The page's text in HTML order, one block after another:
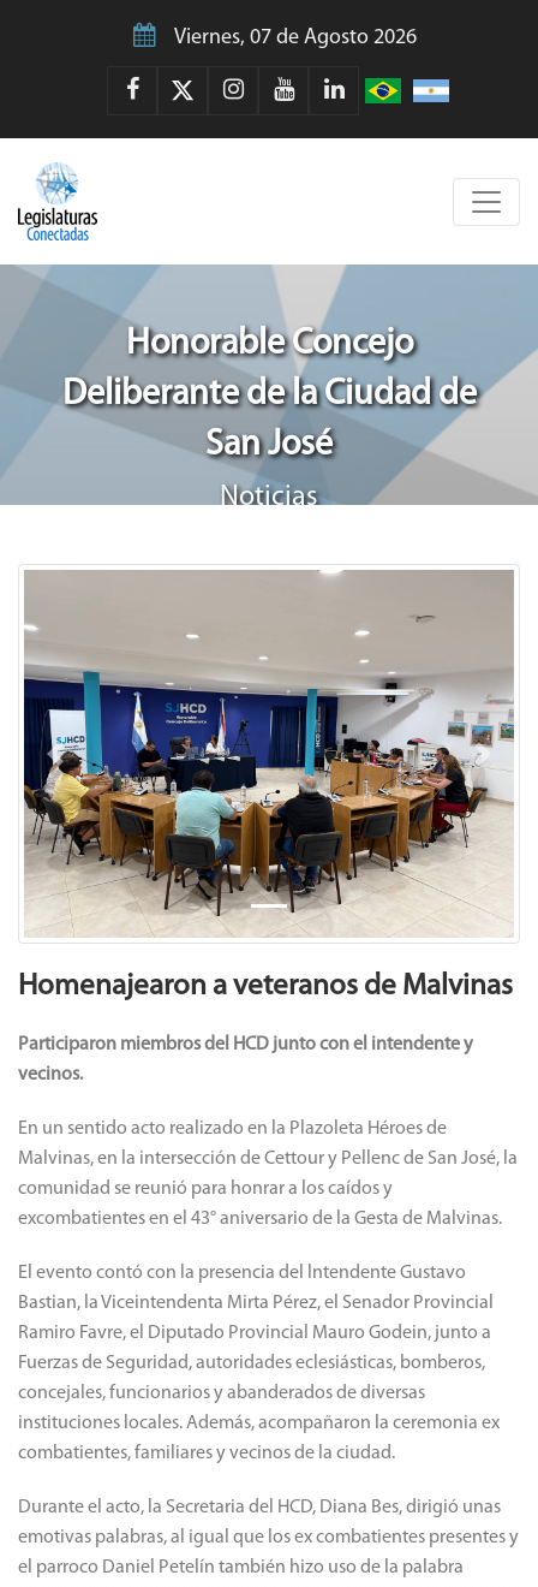
Viernes, 07 de Agosto 2026
Honorable Concejo
Deliberante de la Ciudad de
San José
Noticias
Previous Next
Homenajearon a veteranos de Malvinas
Participaron miembros del HCD junto con el intendente y
vecinos.
En un sentido acto realizado en la Plazoleta Héroes de
Malvinas, en la intersección de Cettour y Pellenc de San José, la
comunidad se reunió para honrar a los caídos y
excombatientes en el 43° aniversario de la Gesta de Malvinas.
El evento contó con la presencia del lntendente Gustavo
Bastian, la Viceintendenta Mirta Pérez, el Senador Provincial
Ramiro Favre, el Diputado Provincial Mauro Godein, junto a
Fuerzas de Seguridad, autoridades eclesiásticas, bomberos,
concejales, funcionarios y abanderados de diversas
instituciones locales. Además, acompañaron la ceremonia ex
combatientes, familiares y vecinos de la ciudad.
Durante el acto, la Secretaria del HCD, Diana Bes, dirigió unas
emotivas palabras, al igual que los ex combatientes presentes y
el parroco Daniel Petelín también hizo uso de la palabra